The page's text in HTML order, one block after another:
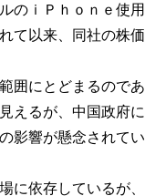
のｉＰｈｏｎｅ使用
て以来、同社の株価
囲にとどまるのであ
えるが、中国政府に
影響が懸念されてい
に依存しているが、